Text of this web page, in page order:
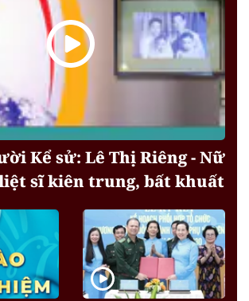
Kể sử: Lê Thị Riêng - Nữ
sĩ kiên trung, bất khuất